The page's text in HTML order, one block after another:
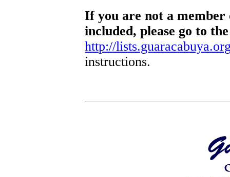
If you are not a
included, please go to
http://
instructions.